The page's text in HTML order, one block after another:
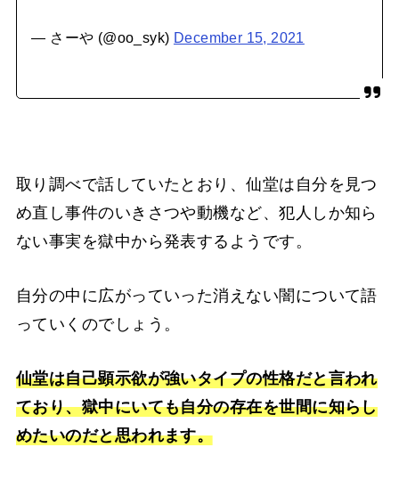
— さーや (@oo_syk) December 15, 2021
取り調べで話していたとおり、仙堂は自分を見つ
め直し事件のいきさつや動機など、犯人しか知ら
ない事実を獄中から発表するようです。
自分の中に広がっていった消えない闇について語
っていくのでしょう。
仙堂は自己顕示欲が強いタイプの性格だと言われ
ており、獄中にいても自分の存在を世間に知らし
めたいのだと思われます。